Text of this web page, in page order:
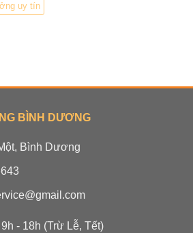
uy tín
BÌNH DƯƠNG
Bình Dương
- 18h (Trừ Lễ, Tết)